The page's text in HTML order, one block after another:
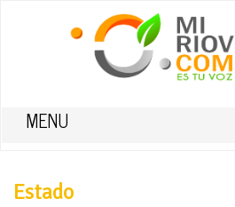
MENU
Estado